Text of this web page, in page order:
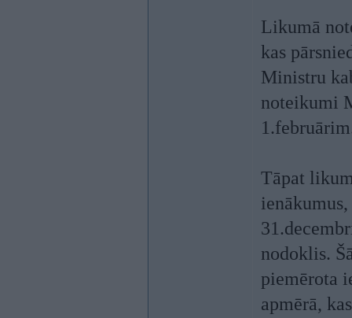
Likumā
kas
Ministru
noteikumi
Tāpat
nodoklis.
piemērota
apmērā,